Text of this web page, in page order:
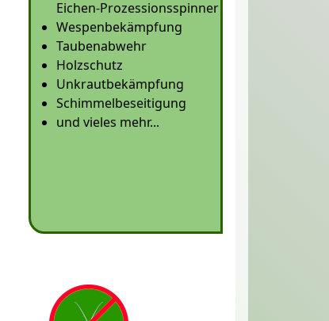
Eichen-Prozessionsspinner
Wespenbekämpfung
Taubenabwehr
Holzschutz
Unkrautbekämpfung
Schimmelbeseitigung
und vieles mehr...